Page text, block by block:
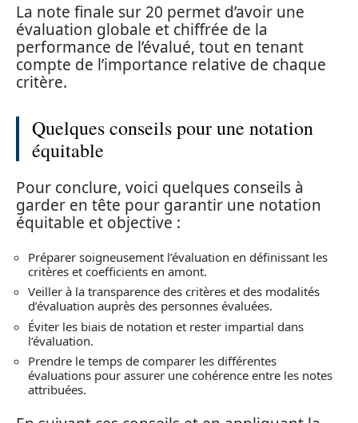
La note finale sur 20 permet d’avoir une
évaluation globale et chiffrée de la
performance de l’évalué, tout en tenant
compte de l’importance relative de chaque
critère.
Quelques conseils pour une notation
équitable
Pour conclure, voici quelques conseils à
garder en tête pour garantir une notation
équitable et objective :
Préparer soigneusement l’évaluation en définissant les
critères et coefficients en amont.
Veiller à la transparence des critères et des modalités
d’évaluation auprès des personnes évaluées.
Éviter les biais de notation et rester impartial dans
l’évaluation.
Prendre le temps de comparer les différentes
évaluations pour assurer une cohérence entre les notes
attribuées.